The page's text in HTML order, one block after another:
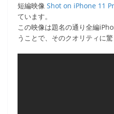
短編映像 Shot on iPhone 11
ています。
この映像は題名の通り全編
うことで、そのクオリティに驚